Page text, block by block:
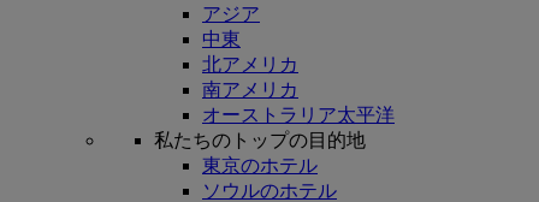
アジア
中東
北アメリカ
南アメリカ
オーストラリア太平洋
私たちのトップの目的地
東京のホテル
ソウルのホテル